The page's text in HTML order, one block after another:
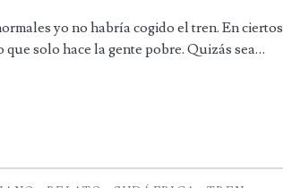
yo no habría cogido el tren. En ciertos
solo hace la gente pobre. Quizás sea…